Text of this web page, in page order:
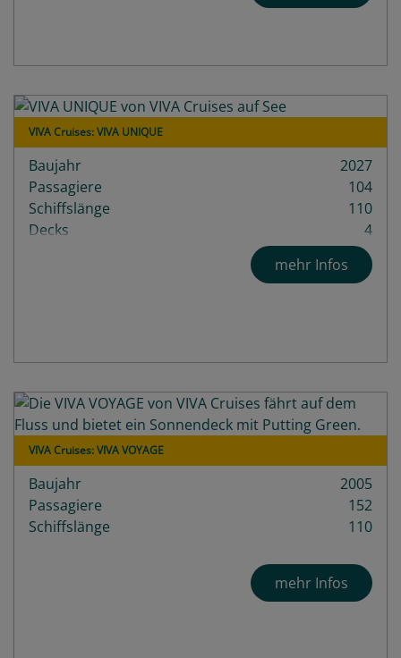
VIVA Cruises: VIVA UNIQUE
Baujahr
2027
Passagiere
104
Schiffslänge
110
Decks
4
mehr Infos
VIVA Cruises: VIVA VOYAGE
Baujahr
2005
Passagiere
152
Schiffslänge
110
mehr Infos